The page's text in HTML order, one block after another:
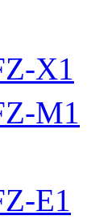
X1
M1
E1